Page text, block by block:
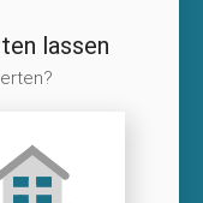
lassen